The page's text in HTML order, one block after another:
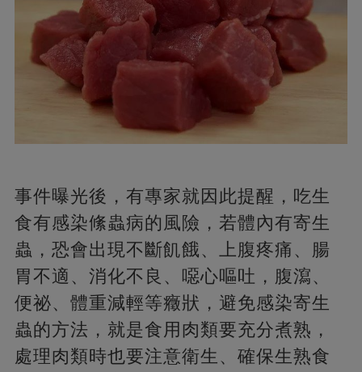
事件曝光後，有專家就因此提醒，吃生
食有感染絛蟲病的風險，若體內有寄生
蟲，恐會出現不斷飢餓、上腹疼痛、腸
胃不適、消化不良、噁心嘔吐，腹瀉、
便祕、體重減輕等癥狀，避免感染寄生
蟲的方法，就是食用肉類要充分煮熟，
處理肉類時也要注意衛生、確保生熟食